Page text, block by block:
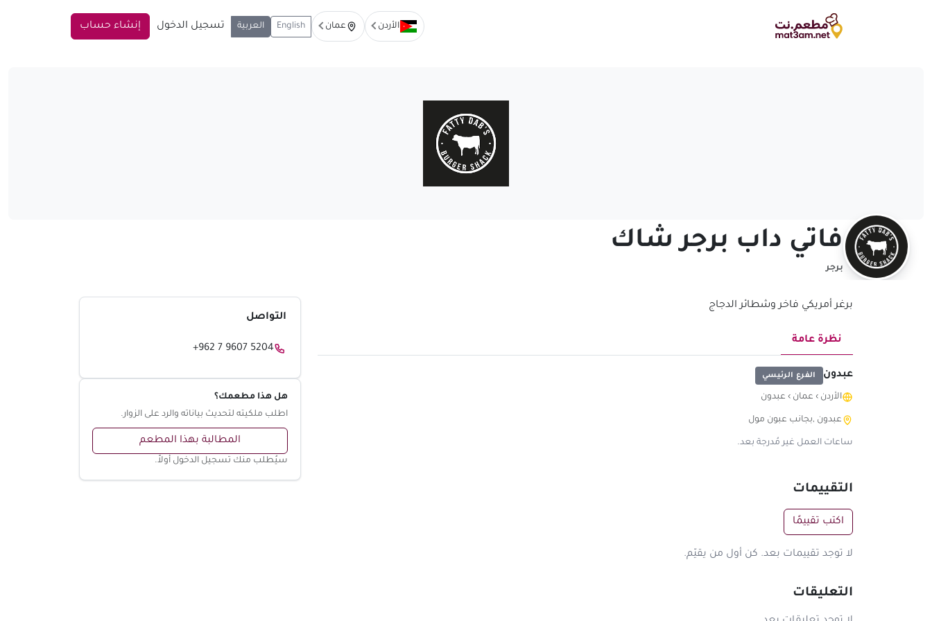
الأردن عمان English العربية تسجيل الدخول إنشاء حساب
فاتي داب برجر شاك
برجر
برغر أمريكي فاخر وشطائر الدجاج
نظرة عامة
عبدون الفرع الرئيسي
الأردن › عمان › عبدون
عبدون ,بجانب عبون مول
ساعات العمل غير مُدرجة بعد.
التقييمات
اكتب تقييمًا
لا توجد تقييمات بعد. كن أول من يقيّم.
التعليقات
التواصل
+962 7 9607 5204
هل هذا مطعمك؟
اطلب ملكيته لتحديث بياناته والرد على الزوار.
المطالبة بهذا المطعم
سيُطلب منك تسجيل الدخول أولاً.